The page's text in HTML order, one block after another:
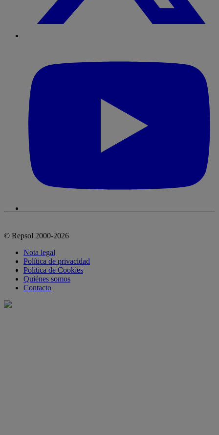
© Repsol 2000-2026
Nota legal
Política de privacidad
Política de Cookies
Quiénes somos
Contacto